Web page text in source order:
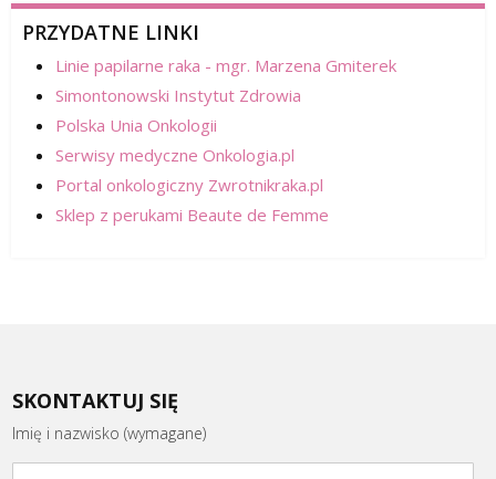
PRZYDATNE LINKI
Linie papilarne raka - mgr. Marzena Gmiterek
Simontonowski Instytut Zdrowia
Polska Unia Onkologii
Serwisy medyczne Onkologia.pl
Portal onkologiczny Zwrotnikraka.pl
Sklep z perukami Beaute de Femme
SKONTAKTUJ SIĘ
Imię i nazwisko (wymagane)